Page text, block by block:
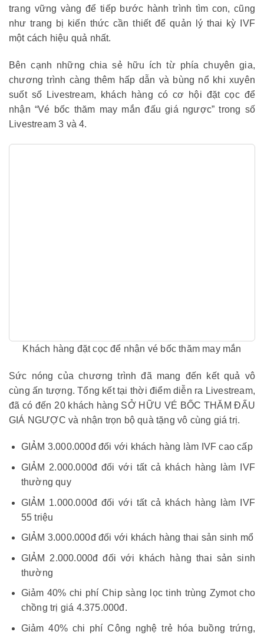
trang vững vàng để tiếp bước hành trình tìm con, cũng
như trang bị kiến thức cần thiết để quản lý thai kỳ IVF
một cách hiệu quả nhất.
Bên cạnh những chia sẻ hữu ích từ phía chuyên gia,
chương trình càng thêm hấp dẫn và bùng nổ khi xuyên
suốt số Livestream, khách hàng có cơ hội đặt cọc để
nhận “Vé bốc thăm may mắn đấu giá ngược” trong số
Livestream 3 và 4.
Khách hàng đặt cọc để nhận vé bốc thăm may mắn
Sức nóng của chương trình đã mang đến kết quả vô
cùng ấn tượng. Tổng kết tại thời điểm diễn ra Livestream,
đã có đến 20 khách hàng SỞ HỮU VÉ BỐC THĂM ĐẤU
GIÁ NGƯỢC và nhận trọn bộ quà tặng vô cùng giá trị.
GIẢM 3.000.000đ đối với khách hàng làm IVF cao cấp
GIẢM 2.000.000đ đối với tất cả khách hàng làm IVF
thường quy
GIẢM 1.000.000đ đối với tất cả khách hàng làm IVF
55 triệu
GIẢM 3.000.000đ đối với khách hàng thai sản sinh mổ
GIẢM 2.000.000đ đối với khách hàng thai sản sinh
thường
Giảm 40% chi phí Chip sàng lọc tinh trùng Zymot cho
chồng trị giá 4.375.000đ.
Giảm 40% chi phí Công nghệ trẻ hóa buồng trứng,